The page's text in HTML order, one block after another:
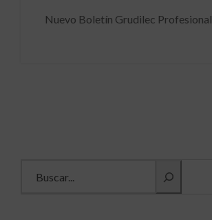
Nuevo Boletín Grudilec Profesional